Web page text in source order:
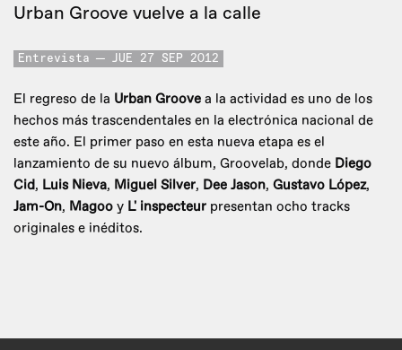
Urban Groove vuelve a la calle
Entrevista JUE 27 SEP 2012
El regreso de la Urban Groove a la actividad es uno de los
hechos más trascendentales en la electrónica nacional de
este año. El primer paso en esta nueva etapa es el
lanzamiento de su nuevo álbum, Groovelab, donde Diego
Cid, Luis Nieva, Miguel Silver, Dee Jason, Gustavo López,
Jam-On, Magoo y L' inspecteur presentan ocho tracks
originales e inéditos.